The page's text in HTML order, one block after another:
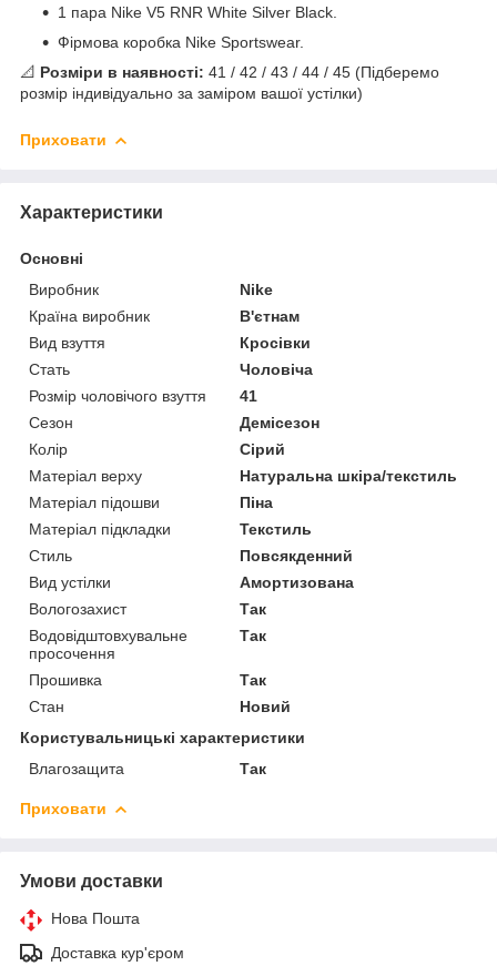
1 пара Nike V5 RNR White Silver Black.
Фірмова коробка Nike Sportswear.
📐 Розміри в наявності: 41 / 42 / 43 / 44 / 45 (Підберемо
розмір індивідуально за заміром вашої устілки)
Приховати
Характеристики
Основні
Виробник
Nike
Країна виробник
В'єтнам
Вид взуття
Кросівки
Стать
Чоловіча
Розмір чоловічого взуття
41
Сезон
Демісезон
Колір
Сірий
Матеріал верху
Натуральна шкіра/текстиль
Матеріал підошви
Піна
Матеріал підкладки
Текстиль
Стиль
Повсякденний
Вид устілки
Амортизована
Вологозахист
Так
Водовідштовхувальне
просочення
Так
Прошивка
Так
Стан
Новий
Користувальницькі характеристики
Влагозащита
Так
Приховати
Умови доставки
Нова Пошта
Доставка кур'єром